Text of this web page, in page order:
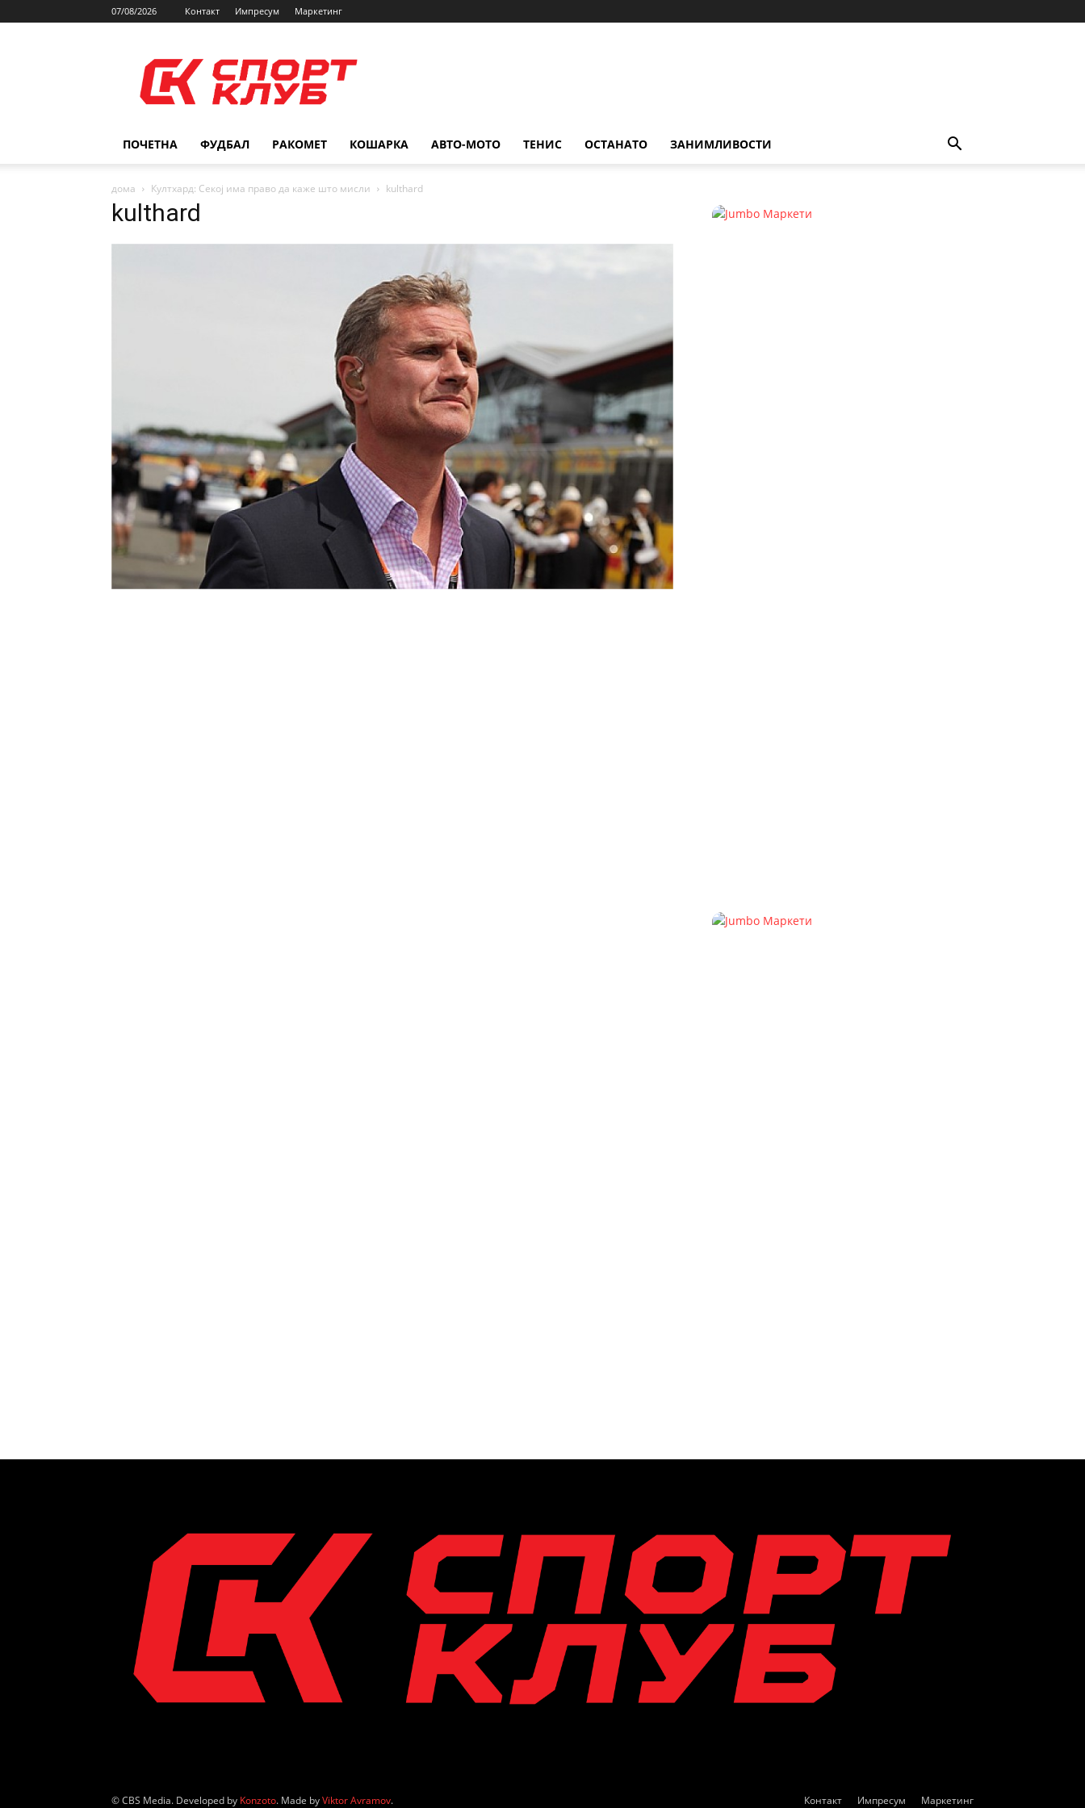
07/08/2026 Контакт Импресум Маркетинг
ПОЧЕТНА ФУДБАЛ РАКОМЕТ КОШАРКА АВТО-МОТО ТЕНИС ОСТАНАТО ЗАНИМЛИВОСТИ
дома Култхард: Секој има право да каже што мисли kulthard
kulthard
Контакт Импресум Маркетинг
© CBS Media. Developed by Konzoto. Made byViktor Avramov.